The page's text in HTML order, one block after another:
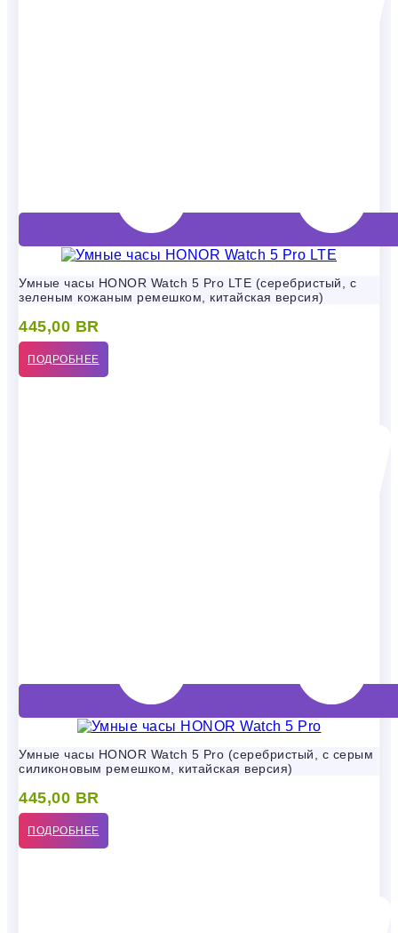
Умные часы HONOR Watch 5 Pro LTE (серебристый, с
зеленым кожаным ремешком, китайская версия)
445,00 BR
ПОДРОБНЕЕ
Умные часы HONOR Watch 5 Pro (серебристый, с серым
силиконовым ремешком, китайская версия)
445,00 BR
ПОДРОБНЕЕ